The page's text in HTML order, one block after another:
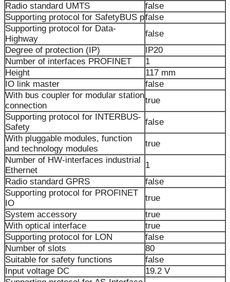
Radio standard UMTS
false
Supporting protocol for SafetyBUS pfalse
Supporting protocol for Data-
Highway
false
Degree of protection (IP)
IP20
Number of interfaces PROFINET
1
Height
117 mm
IO link master
false
With bus coupler for modular station
connection
true
Supporting protocol for INTERBUS-
Safety
false
With pluggable modules, function
and technology modules
true
Number of HW-interfaces industrial
Ethernet
1
Radio standard GPRS
false
Supporting protocol for PROFINET
IO
true
System accessory
true
With optical interface
true
Supporting protocol for LON
false
Number of slots
80
Suitable for safety functions
false
Input voltage DC
19.2 V